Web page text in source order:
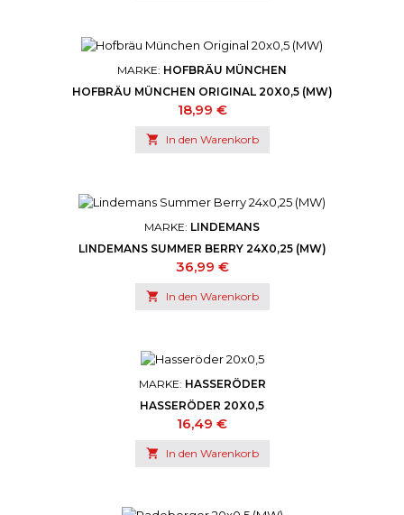
MARKE: HOFBRÄU MÜNCHEN
HOFBRÄU MÜNCHEN ORIGINAL 20X0,5 (MW)
Preis
18,99 €
 In den Warenkorb
MARKE: LINDEMANS
LINDEMANS SUMMER BERRY 24X0,25 (MW)
Preis
36,99 €
 In den Warenkorb
MARKE: HASSERÖDER
HASSERÖDER 20X0,5
Preis
16,49 €
 In den Warenkorb